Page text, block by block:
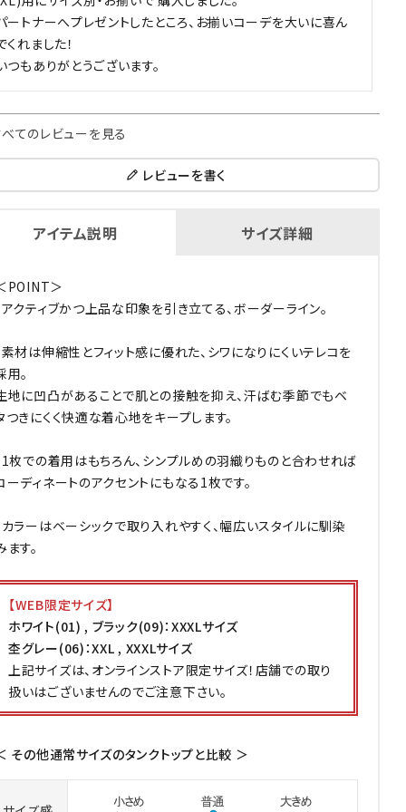
ートナーへプレゼントしたところ、お揃いコーデを大いに喜ん
くれました！
つもありがとうございます。
てのレビューを見る
レビューを書く
アイテム説明 サイズ詳細
POINT＞
アクティブかつ上品な印象を引き立てる、ボーダーライン。
素材は伸縮性とフィット感に優れた、シワになりにくいテレコを
用。
地に凹凸があることで肌との接触を抑え、汗ばむ季節でもベ
つきにくく快適な着心地をキープします。
1枚での着用はもちろん、シンプルめの羽織りものと合わせれば
ーディネートのアクセントにもなる1枚です。
カラーはベーシックで取り入れやすく、幅広いスタイルに馴染
ます。
【WEB限定サイズ】
ホワイト(01) , ブラック(09)：XXXLサイズ
杢グレー(06)：XXL , XXXLサイズ
上記サイズは、オンラインストア限定サイズ！店舗での取り
扱いはございませんのでご注意下さい。
その他通常サイズのタンクトップと比較 ＞